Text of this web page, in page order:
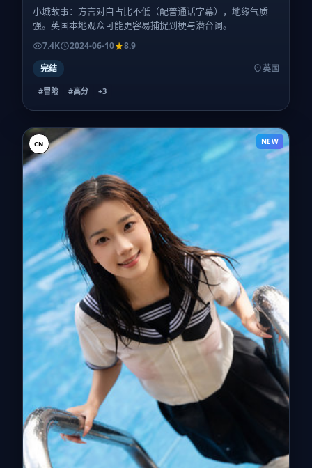
小城故事：方言对白占比不低（配普通话字幕），地缘气质
强。英国本地观众可能更容易捕捉到梗与潜台词。
7.4K 2024-06-10
8.9
完结
英国
#冒险 #高分 +3
CN NEW